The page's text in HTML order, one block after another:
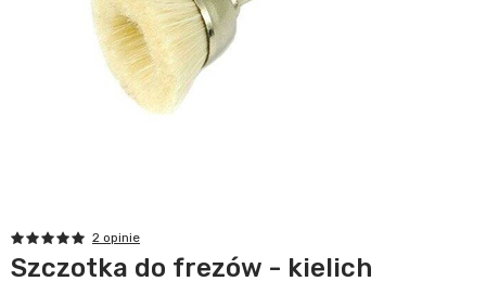
2 opinie
Szczotka do frezów - kielich